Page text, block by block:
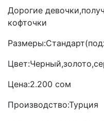
Дорогие
кофточки
Цена:2.200 сом
Производство:Турция